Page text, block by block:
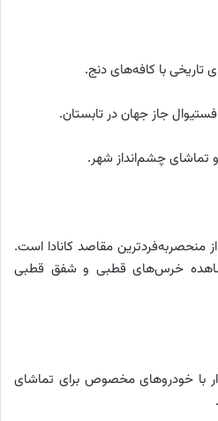
تاریخی با کافه‌های دنج.
جاز جهان در تابستان.
و تماشای چشم‌انداز شهر.
منحصربه‌فردترین مقاصد کانادا است.
خرس‌های قطبی و شفق قطبی
با خودروهای مخصوص برای تماشای